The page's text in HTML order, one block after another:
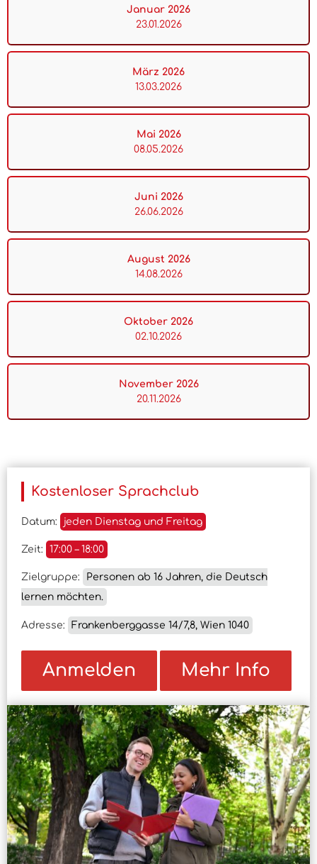
Januar 2026
23.01.2026
März 2026
13.03.2026
Mai 2026
08.05.2026
Juni 2026
26.06.2026
August 2026
14.08.2026
Oktober 2026
02.10.2026
November 2026
20.11.2026
Kostenloser Sprachclub
Datum: jeden Dienstag und Freitag
Zeit: 17:00 – 18:00
Zielgruppe:
Personen ab 16 Jahren, die Deutsch
lernen möchten.
Adresse: Frankenberggasse 14/7,8, Wien 1040
Anmelden Mehr Info